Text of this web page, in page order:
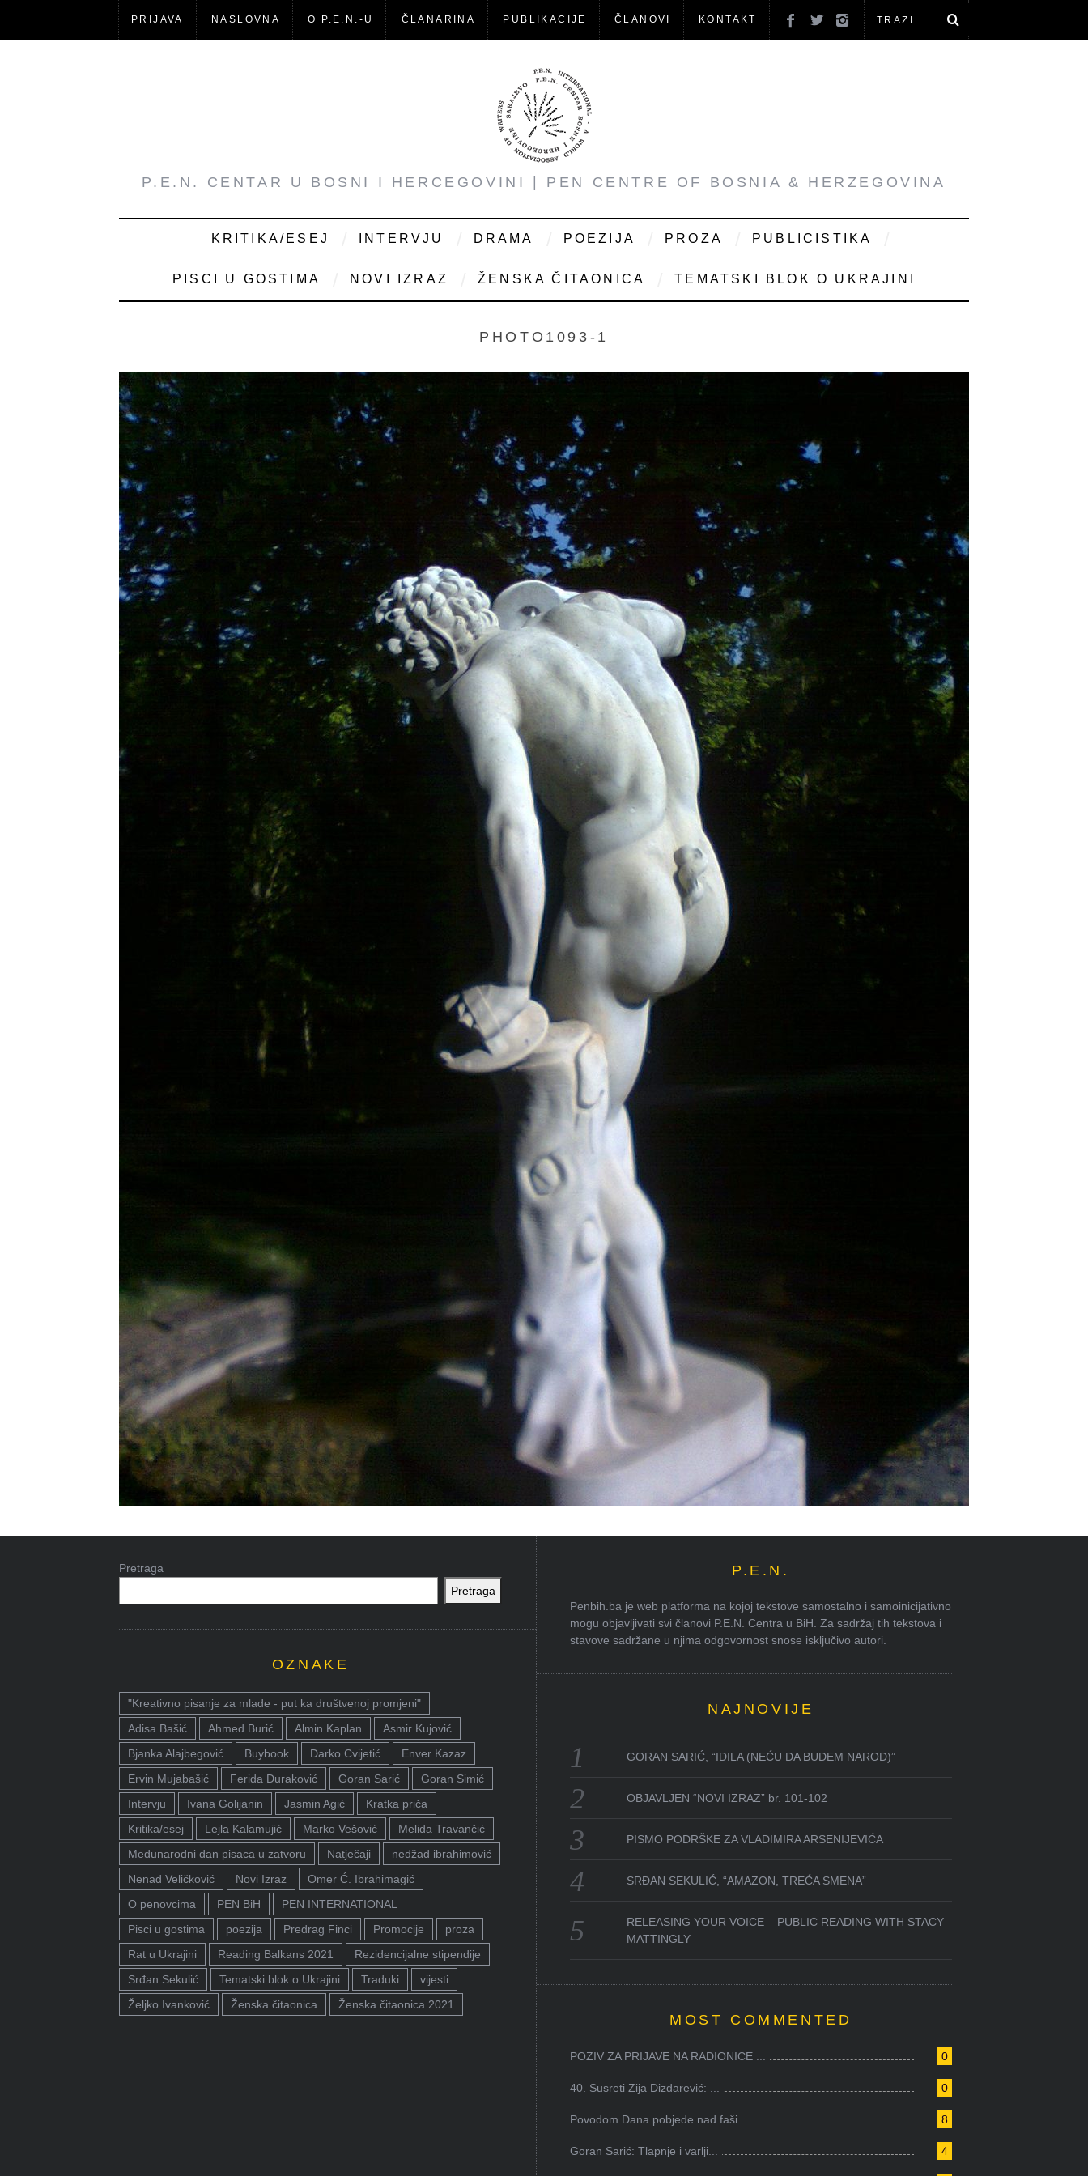
PRIJAVA NASLOVNA O P.E.N.-U ČLANARINA PUBLIKACIJE ČLANOVI KONTAKT
P.E.N. CENTAR U BOSNI I HERCEGOVINI | PEN CENTRE OF BOSNIA & HERZEGOVINA
KRITIKA/ESEJ INTERVJU DRAMA POEZIJA PROZA PUBLICISTIKA
PISCI U GOSTIMA NOVI IZRAZ ŽENSKA ČITAONICA TEMATSKI BLOK O UKRAJINI
PHOTO1093-1
Pretraga
Pretraga
OZNAKE
"Kreativno pisanje za mlade - put ka društvenoj promjeni"
Adisa Bašić
Ahmed Burić Almin Kaplan
Asmir Kujović
Bjanka Alajbegović
Buybook Darko Cvijetić
Enver Kazaz
Ervin Mujabašić
Ferida Duraković Goran Sarić
Goran Simić
Intervju
Ivana Golijanin Jasmin Agić
Kratka priča
Kritika/esej
Lejla Kalamujić Marko Vešović
Melida Travančić
Međunarodni dan pisaca u zatvoru
Natječaji
nedžad ibrahimović
Nenad Veličković
Novi Izraz
Omer Ć. Ibrahimagić
O penovcima
PEN BiH
PEN INTERNATIONAL
Pisci u gostima
poezija Predrag Finci Promocije
proza
Rat u Ukrajini
Reading Balkans 2021
Rezidencijalne stipendije
Srđan Sekulić
Tematski blok o Ukrajini Traduki
vijesti
Željko Ivanković
Ženska čitaonica Ženska čitaonica 2021
P.E.N.
Penbih.ba je web platforma na kojoj tekstove samostalno i samoinicijativno
mogu objavljivati svi članovi P.E.N. Centra u BiH. Za sadržaj tih tekstova i
stavove sadržane u njima odgovornost snose isključivo autori.
NAJNOVIJE
GORAN SARIĆ, “IDILA (NEĆU DA BUDEM NAROD)”
OBJAVLJEN “NOVI IZRAZ” br. 101-102
PISMO PODRŠKE ZA VLADIMIRA ARSENIJEVIĆA
SRĐAN SEKULIĆ, “AMAZON, TREĆA SMENA”
RELEASING YOUR VOICE – PUBLIC READING WITH STACY
MATTINGLY
MOST COMMENTED
0
POZIV ZA PRIJAVE NA RADIONICE ...
0
40. Susreti Zija Dizdarević: ...
8
Povodom Dana pobjede nad faši...
4
Goran Sarić: Tlapnje i varlji...